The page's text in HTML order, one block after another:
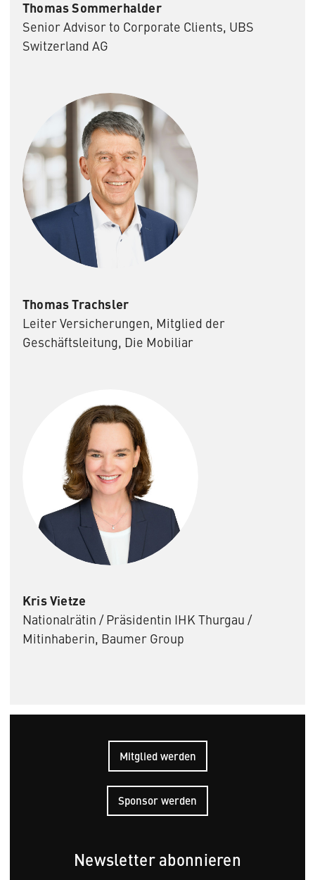
Thomas Sommerhalder
Senior Advisor to Corporate Clients, UBS
Switzerland AG
Thomas Trachsler
Leiter Versicherungen, Mitglied der
Geschäftsleitung, Die Mobiliar
Kris Vietze
Nationalrätin / Präsidentin IHK Thurgau /
Mitinhaberin, Baumer Group
Mitglied werden
Sponsor werden
Newsletter abonnieren